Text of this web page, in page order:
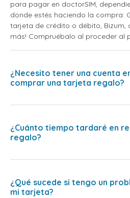
para pagar en doctorSIM,
donde estés haciendo la compra:
tarjeta de crédito o débito, Bizum,
más! Compruébalo al proceder al
¿Necesito tener una cuenta
comprar una tarjeta regalo?
¿Cuánto tiempo tardaré en
regalo?
¿Qué sucede si tengo un
mi tarjeta?